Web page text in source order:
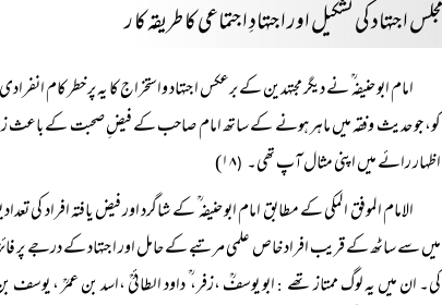
مجلس اجتہاد کی تشکیل اور اجتہادِ اجتماعی کا طریقہ کا ر
امام ابو حنیفہ ؒ نے دیگر مجتہدین کے برعکس اجتہاد واستخراج کا یہ پر خطر کام
کو، جو حدیث وفقہ میں ماہر ہونے کے ساتھ امام صاحب کے فیضِ صحبت کے باعث زاہد
اظہار رائے میں اپنی مثال آپ تھی۔ (۱۸)
الامام الموفق المکی کے مطابق امام ابو حنیفہ ؒ کے شاگرد اور فیض یافتہ افراد
میں سے ساٹھ کے قریب افراد خاص علمی مرتبے کے حامل اور اجتہاد کے درجے پر فائز
کی۔ ان میں یہ لوگ ممتاز تھے : ابو یوسفؒ ،زفر، ؒ داود الطائیؒ ،اسد بن عمرؒ ، یوسف